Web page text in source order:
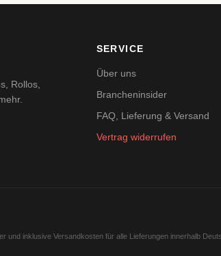
Rollos,
SERVICE
Über uns
Brancheninsider
FAQ, Lieferung & Versand
Vertrag widerrufen
und inklusive Versandkosten für alle Lieferungen innerhalb